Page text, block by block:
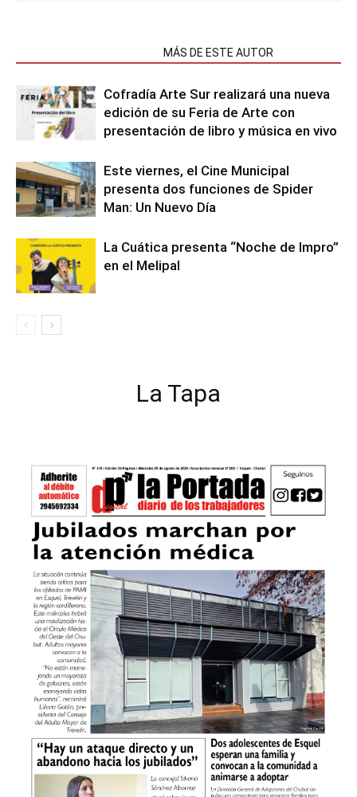
MÁS DE ESTE AUTOR
Cofradía Arte Sur realizará una nueva
edición de su Feria de Arte con
presentación de libro y música en vivo
Este viernes, el Cine Municipal
presenta dos funciones de Spider
Man: Un Nuevo Día
La Cuática presenta “Noche de Impro”
en el Melipal
La Tapa